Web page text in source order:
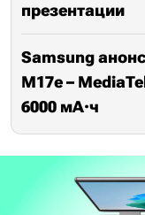
презентации
Samsung
M17e –
6000 мА·ч